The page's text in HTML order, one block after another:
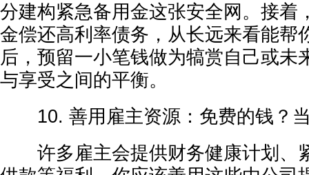
分建构紧急备用金这张安全网。接着
金偿还高利率债务，从长远来看能帮
后，预留一小笔钱做为犒赏自己或未
与享受之间的平衡。
10. 善用雇主资源：免费的钱？
许多雇主会提供财务健康计划、